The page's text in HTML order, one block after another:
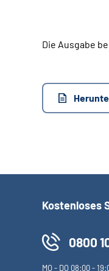
Die Ausgabe
Kostenloses
0800
MO- DO 08:00 -